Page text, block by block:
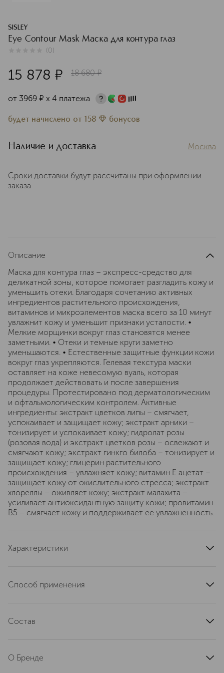
SISLEY
Eye Contour Mask Маска для контура глаз
(0)
15 878 ¤ 18 680 ¤
от 3969 ¤ х 4 платежа
будет начислено от 158 бонусов
Наличие и доставка Москва
Сроки доставки будут рассчитаны при оформлении
заказа
Описание
Маска для контура глаз – экспресс-средство для
деликатной зоны, которое помогает разгладить кожу и
уменьшить отеки. Благодаря сочетанию активных
ингредиентов растительного происхождения,
витаминов и микроэлементов маска всего за 10 минут
увлажнит кожу и уменьшит признаки усталости. •
Мелкие морщинки вокруг глаз становятся менее
заметными. • Отеки и темные круги заметно
уменьшаются. • Естественные защитные функции кожи
вокруг глаз укрепляются. Гелевая текстура маски
оставляет на коже невесомую вуаль, которая
продолжает действовать и после завершения
процедуры. Протестировано под дерматологическим
и офтальмологическим контролем. Активные
ингредиенты: экстракт цветков липы – смягчает,
успокаивает и защищает кожу; экстракт арники –
тонизирует и успокаивает кожу; гидролат розы
(розовая вода) и экстракт цветков розы – освежают и
смягчают кожу; экстракт гинкго билоба – тонизирует и
защищает кожу; глицерин растительного
происхождения – увлажняет кожу; витамин E ацетат –
защищает кожу от окислительного стресса; экстракт
хлореллы – оживляет кожу; экстракт малахита –
усиливает антиоксидантную защиту кожи; провитамин
B5 – смягчает кожу и поддерживает ее увлажненность.
Характеристики
область применения
эффект
Способ применения
удалить излишки средства. Смывать не требуется.
Состав
NEOPENTANOATE, SODIUM ACRYLATES COPOLYMER,
О Бренде